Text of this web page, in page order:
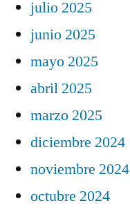
julio 2025
junio 2025
mayo 2025
abril 2025
marzo 2025
diciembre 2024
noviembre 2024
octubre 2024